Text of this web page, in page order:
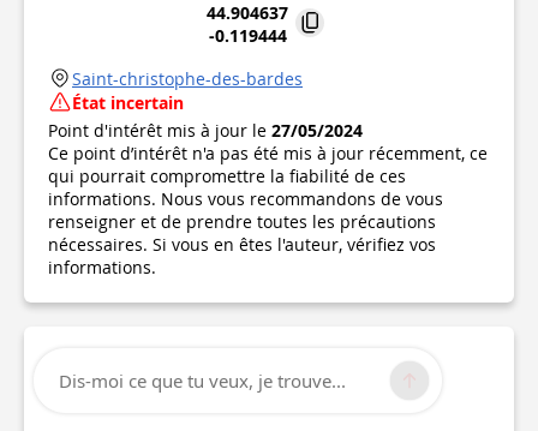
44.904637
-0.119444
Saint-christophe-des-bardes
État incertain
Point d'intérêt mis à jour le 27/05/2024
Ce point d’intérêt n'a pas été mis à jour récemment, ce
qui pourrait compromettre la fiabilité de ces
informations. Nous vous recommandons de vous
renseigner et de prendre toutes les précautions
nécessaires. Si vous en êtes l'auteur, vérifiez vos
informations.
Dis-moi ce que tu veux, je trouve...